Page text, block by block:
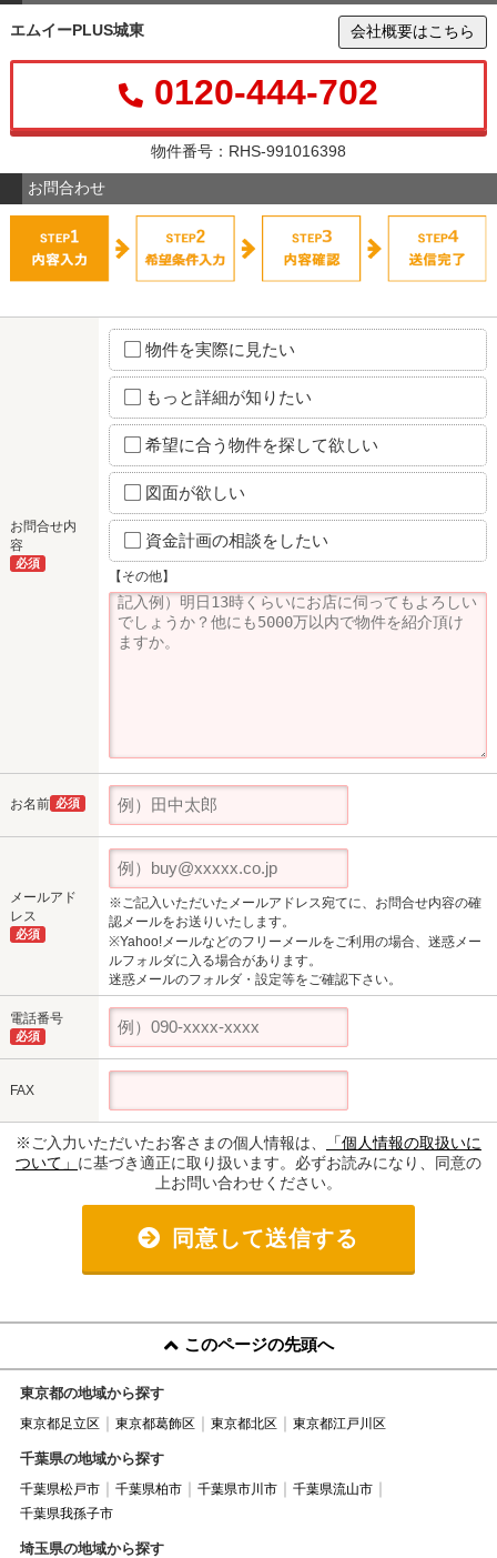
エムイーPLUS城東 会社概要はこちら
0120-444-702
物件番号：RHS-991016398
お問合わせ
お問合せ内
容
必須
物件を実際に見たい
もっと詳細が知りたい
希望に合う物件を探して欲しい
図面が欲しい
資金計画の相談をしたい
【その他】
お名前 必須
メールアド
レス
必須
※ご記入いただいたメールアドレス宛てに、お問合せ内容の確
認メールをお送りいたします。
※Yahoo!メールなどのフリーメールをご利用の場合、迷惑メー
ルフォルダに入る場合があります。
迷惑メールのフォルダ・設定等をご確認下さい。
電話番号
必須
FAX
※ご入力いただいたお客さまの個人情報は、
「個人情報の取扱いに
ついて」 に基づき適正に取り扱います。必ずお読みになり、同意の
上お問い合わせください。
同意して送信する
このページの先頭へ
東京都の地域から探す
東京都足立区 東京都葛飾区 東京都北区 東京都江戸川区
千葉県の地域から探す
千葉県松戸市 千葉県柏市 千葉県市川市
千葉県流山市
千葉県我孫子市
埼玉県の地域から探す